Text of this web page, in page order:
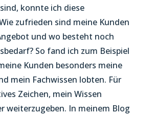
konnte ich diese
zufrieden sind meine Kunden
und wo besteht noch
So fand ich zum Beispiel
Kunden besonders meine
mein Fachwissen lobten. Für
Zeichen, mein Wissen
weiterzugeben. In meinem Blog